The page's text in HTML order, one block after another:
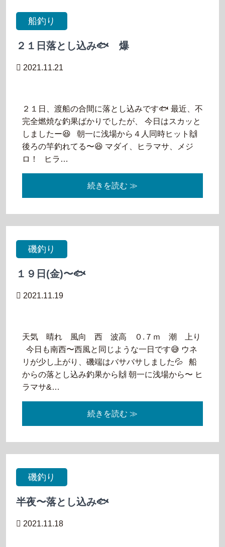
船釣り
２１日落とし込み🐟 爆
2021.11.21
２１日、渡船の合間に落とし込みです🐟 最近、不
完全燃焼な釣果ばかりでしたが、 今日はスカッと
しましたー😆 朝一に浅場から４人同時ヒット🙌
後ろの竿釣れてる〜😆 マダイ、ヒラマサ、メジ
ロ！ ヒラ…
続きを読む ≫
磯釣り
１９日(金)〜🐟
2021.11.19
天気 晴れ 風向 西 波高 ０.７ｍ 潮 上り
今日も南西〜西風と同じような一日です😅 ウネ
リが少し上がり、磯端はバサバサしました💦 船
からの落とし込み釣果から🙌 朝一に浅場から〜 ヒ
ラマサ&…
続きを読む ≫
磯釣り
半夜〜落とし込み🐟
2021.11.18